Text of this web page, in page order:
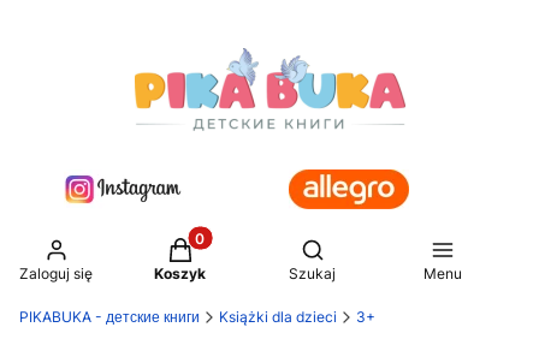
Zaloguj się
Produkty w koszyku: 0. Zobacz szczegóły
Koszyk
Otwórz wyszukiwarkę
Szukaj Menu
PIKABUKA - детские книги Książki dla dzieci 3+